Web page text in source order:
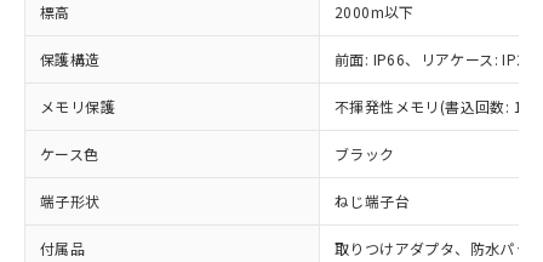
標高 2000m以下
保護構造 前面: IP66、リアケース: IP20
メモリ保護 不揮発性メモリ(書込回数:
ケース色 ブラック
端子形状 ねじ端子台
付属品 取りつけアダプタ、防水パッ
※1 対応状況